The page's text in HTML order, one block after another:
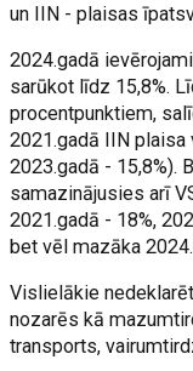
un IIN - plaisas
2024.gadā
sarūkot līdz 15,8%.
procentpunktiem,
2021.gadā IIN plaisa
2023.gadā - 15,8%).
samazinājusies arī
2021.gadā - 18%,
bet vēl mazāka
Vislielākie
nozarēs kā
transports,